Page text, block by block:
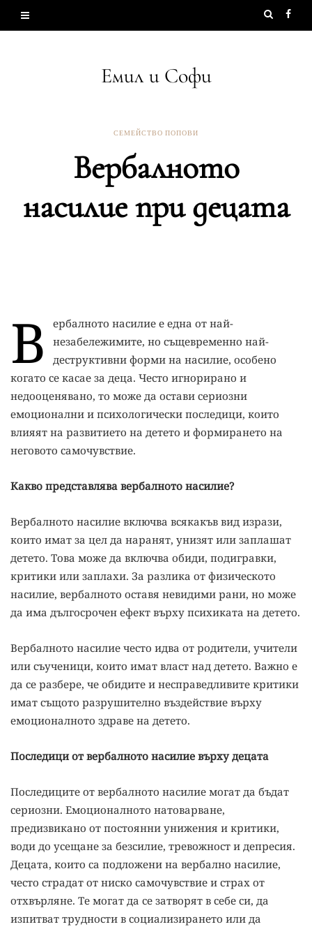
Емил и Софи
СЕМЕЙСТВО ПОПОВИ
Вербалното
насилие при децата
В
ербалното насилие е една от най-
незабележимите, но същевременно най-
деструктивни форми на насилие, особено
когато се касае за деца. Често игнорирано и
недооценявано, то може да остави сериозни
емоционални и психологически последици, които
влияят на развитието на детето и формирането на
неговото самочувствие.
Какво представлява вербалното насилие?
Вербалното насилие включва всякакъв вид изрази,
които имат за цел да наранят, унизят или заплашат
детето. Това може да включва обиди, подигравки,
критики или заплахи. За разлика от физическото
насилие, вербалното оставя невидими рани, но може
да има дългосрочен ефект върху психиката на детето.
Вербалното насилие често идва от родители, учители
или съученици, които имат власт над детето. Важно е
да се разбере, че обидите и несправедливите критики
имат същото разрушително въздействие върху
емоционалното здраве на детето.
Последици от вербалното насилие върху децата
Последиците от вербалното насилие могат да бъдат
сериозни. Емоционалното натоварване,
предизвикано от постоянни унижения и критики,
води до усещане за безсилие, тревожност и депресия.
Децата, които са подложени на вербално насилие,
често страдат от ниско самочувствие и страх от
отхвърляне. Те могат да се затворят в себе си, да
изпитват трудности в социализирането или да